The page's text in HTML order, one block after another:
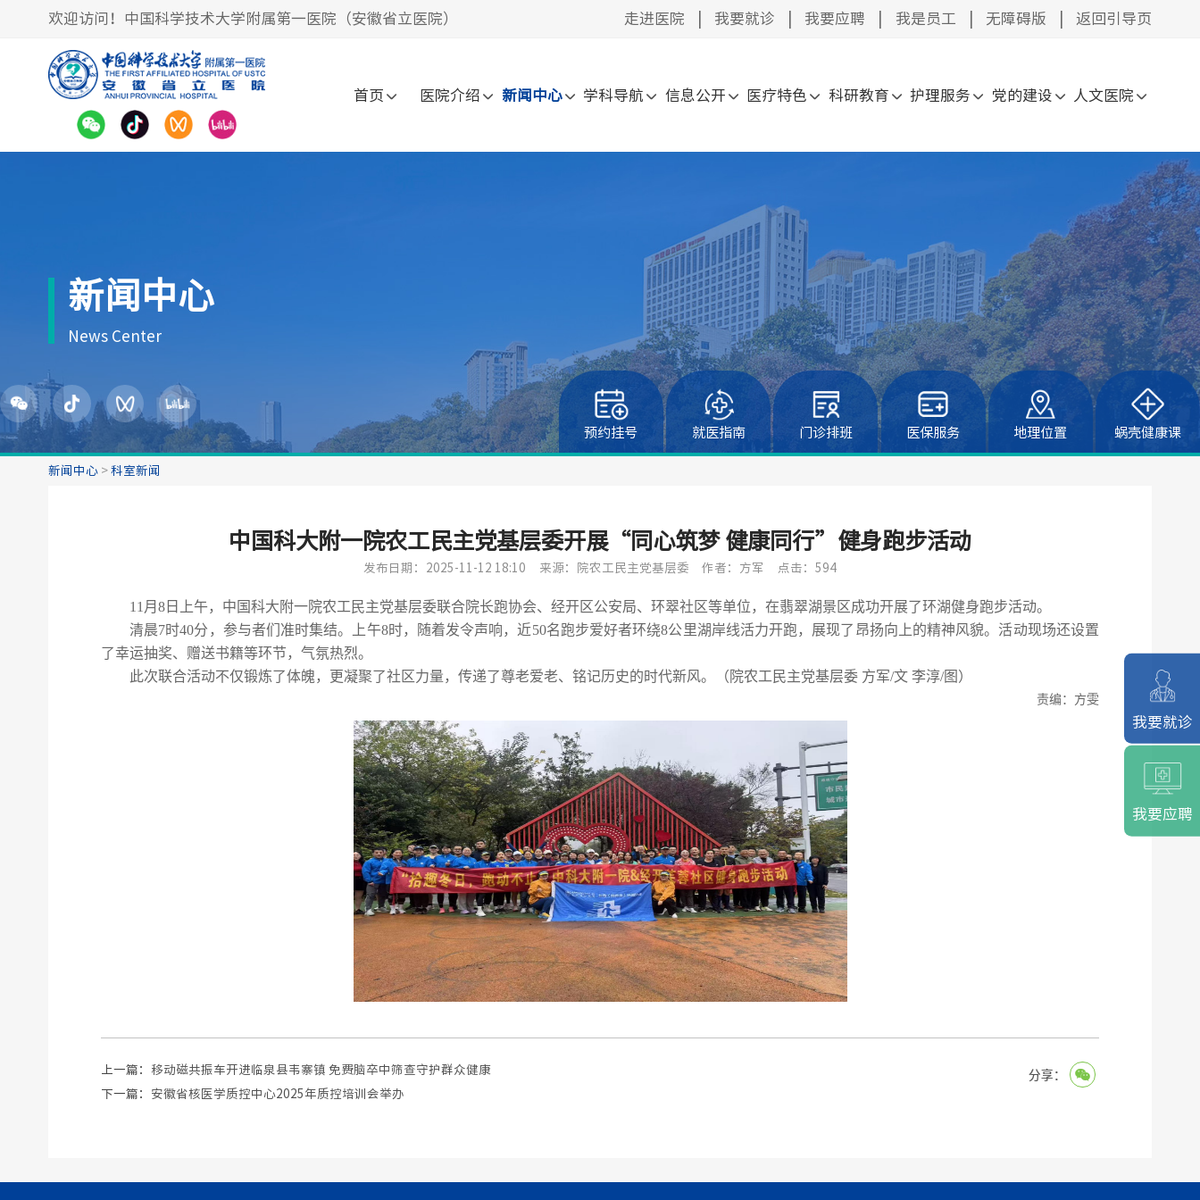
欢迎访问！中国科学技术大学附属第一医院（安徽省立医院） 走进医院 我要就诊 我要应聘 我是员工 无障碍版 返回引导页
首页 医院介绍 新闻中心 学科导航 信息公开 医疗特色 科研教育 护理服务 党的建设 人文医院
新闻中心
News Center
预约挂号 就医指南 门诊排班 医保服务 地理位置 蜗壳健康课
新闻中心> 科室新闻
中国科大附一院农工民主党基层委开展“同心筑梦 健康同行”健身跑步活动
发布日期：2025-11-12 18:10 来源：院农工民主党基层委 作者：方军 点击：594
11月8日上午，中国科大附一院农工民主党基层委联合院长跑协会、经开区公安局、环翠社区等单位，在翡翠湖景区成功开展了环湖健身跑步活动。
清晨7时40分，参与者们准时集结。上午8时，随着发令声响，近50名跑步爱好者环绕8公里湖岸线活力开跑，展现了昂扬向上的精神风貌。活动现场还设置
了幸运抽奖、赠送书籍等环节，气氛热烈。
此次联合活动不仅锻炼了体魄，更凝聚了社区力量，传递了尊老爱老、铭记历史的时代新风。（院农工民主党基层委 方军/文 李淳/图）
责编：方雯
分享：
上一篇： 移动磁共振车开进临泉县韦寨镇 免费脑卒中筛查守护群众健康
下一篇： 安徽省核医学质控中心2025年质控培训会举办
我要就诊
我要应聘